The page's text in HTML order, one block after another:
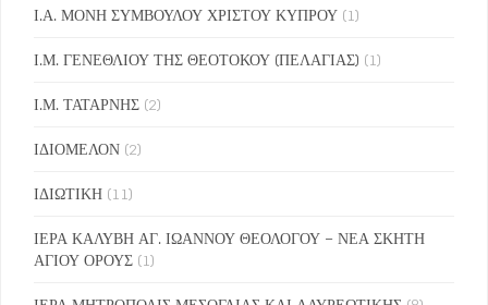
Ι.Α. ΜΟΝΗ ΣΥΜΒΟΥΛΟΥ ΧΡΙΣΤΟΥ ΚΥΠΡΟΥ (1)
Ι.Μ. ΓΕΝΕΘΛΙΟΥ ΤΗΣ ΘΕΟΤΟΚΟΥ (ΠΕΛΑΓΙΑΣ) (1)
Ι.Μ. ΤΑΤΑΡΝΗΣ (2)
ΙΔΙΟΜΕΛΟΝ (2)
ΙΔΙΩΤΙΚΗ (11)
ΙΕΡΑ ΚΑΛΥΒΗ ΑΓ. ΙΩΑΝΝΟΥ ΘΕΟΛΟΓΟΥ – ΝΕΑ ΣΚΗΤΗ
ΑΓΙΟΥ ΟΡΟΥΣ (1)